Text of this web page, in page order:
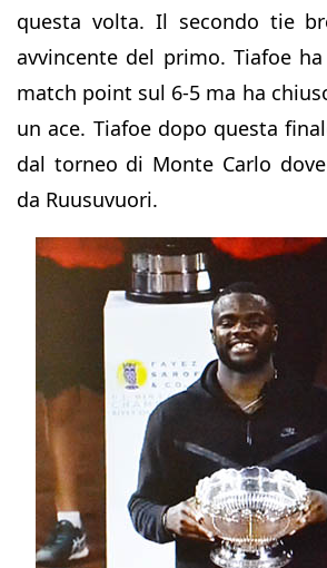
questa volta. Il secondo tie
avvincente del primo. Tiafoe
match point sul 6-5 ma ha
un ace. Tiafoe dopo questa
dal torneo di Monte Carlo
da Ruusuvuori.